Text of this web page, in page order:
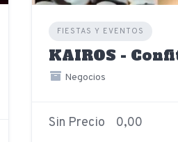
FIESTAS Y EVENTOS
KAIROS -
Negocios
Sin Precio 0,00